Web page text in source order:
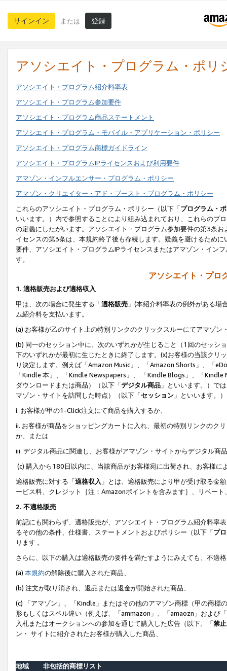
サインイン または 登録
アソシエイト・プログラム・ポリ
アソシエイト・プログラム紹介料率表
アソシエイト・プログラム参加要件
アソシエイト・プログラム商品ステートメント
アソシエイト・プログラム・モバイル・アプリケーション・ポリシー
アソシエイト・プログラム商標ガイドライン
アソシエイト・プログラムIPライセンスおよび利用要件
アマゾン・インフルエンサー・プログラム・ポリシー
アマゾン・クリエイター・アド・ブースト・プログラム・ポリシー
これらのアソシエイト・プログラム・ポリシー（以下「プログラム・
いいます。）内で参照することにより組み込まれており、これらのプ
の定義にしたがいます。アソシエイト・プログラム参加要件の第3条
イセンスの第3条は、本規約終了後も存続します。疑義を避けるため
要件、アソシエイト・プログラムIPライセンスまたはアマゾン・イン
す。
アソシエイト・プロ
1. 適格販売および適格収入
甲は、次の場合に発生する「適格販売 」(本紹介料率表の例外がある
ム紹介料を支払います。
(a) お客様が乙のサイト上の特別リンクのクリックスルーにてアマゾン
(b) 同一のセッション中に、次のいずれかが生じること（1回のセッシ
下のいずれかが最初に生じたときに終了します。(x)お客様の当該ク
り決定します。例えば「Amazon Music」、「Amazon Shorts」、「
「Kindle 本」、「Kindle Newspapers」、 「Kindle Blogs」、「
ダウンロードまたは商品）（以下「デジタル商品 」といいます。）で
マゾン・サイトを訪問した時点）（以下「セッション 」といいます。
i. お客様が甲の1-Click注文にて商品を購入するか、
ii. お客様が商品をショッピングカートに入れ、最初の特別リンクのク
か、または
iii. デジタル商品に関連し、お客様がアマゾン・サイトからデジタル
(c) 購入から180日以内に、当該商品がお客様宛に出荷され、お客様
適格販売に対する「適格収入 」とは、適格販売により甲が受け取る金
ービス料、クレジット［注：Amazonポイントを含みます］、リベー
2. 不適格販売
前記にも関わらず、適格販売が、アソシエイト・プログラム紹介料率
るその他の条件、仕様書、ステートメントおよびポリシー（以下「プ
ります 。
さらに、以下の購入は適格販売の要件を満たすようにみえても、不適
(a) 本規約の解除後に購入された商品、
(b) 注文が取り消され、返品または返金が開始された商品、
(c) 「アマゾン」、「Kindle」またはその他のアマゾン商標（甲の商
形もしくはスペル違い（例えば、「ammazon」、「amaozn」および
入札またはオークションへの参加を通じて購入した広告（以下、「禁
ン・ サイトに紹介されたお客様が購入した商品、
地域
非包括的商標リスト